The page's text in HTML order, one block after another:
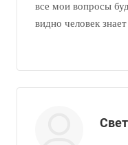
все мои вопросы
видно человек